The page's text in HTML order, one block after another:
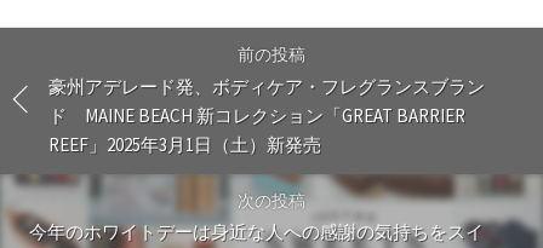
前の投稿
豪州アデレード発、ボディケア・フレグランスブラン
ド MAINE BEACH 新コレクション「GREAT BARRIER
REEF」2025年3月1日（土）新発売
次の投稿
今年のホワイトデーは身近な人への感謝の気持ちをスイ